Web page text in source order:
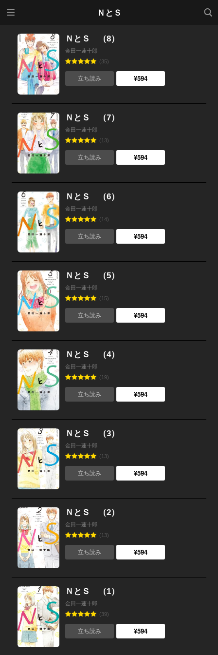
ＮとＳ
検索
ＮとＳ （8）
金田一蓮十郎
(35)
立ち読み ¥594
ＮとＳ （7）
金田一蓮十郎
(13)
立ち読み ¥594
ＮとＳ （6）
金田一蓮十郎
(14)
立ち読み ¥594
ＮとＳ （5）
金田一蓮十郎
(15)
立ち読み ¥594
ＮとＳ （4）
金田一蓮十郎
(19)
立ち読み ¥594
ＮとＳ （3）
金田一蓮十郎
(13)
立ち読み ¥594
ＮとＳ （2）
金田一蓮十郎
(13)
立ち読み ¥594
ＮとＳ （1）
金田一蓮十郎
(39)
立ち読み ¥594